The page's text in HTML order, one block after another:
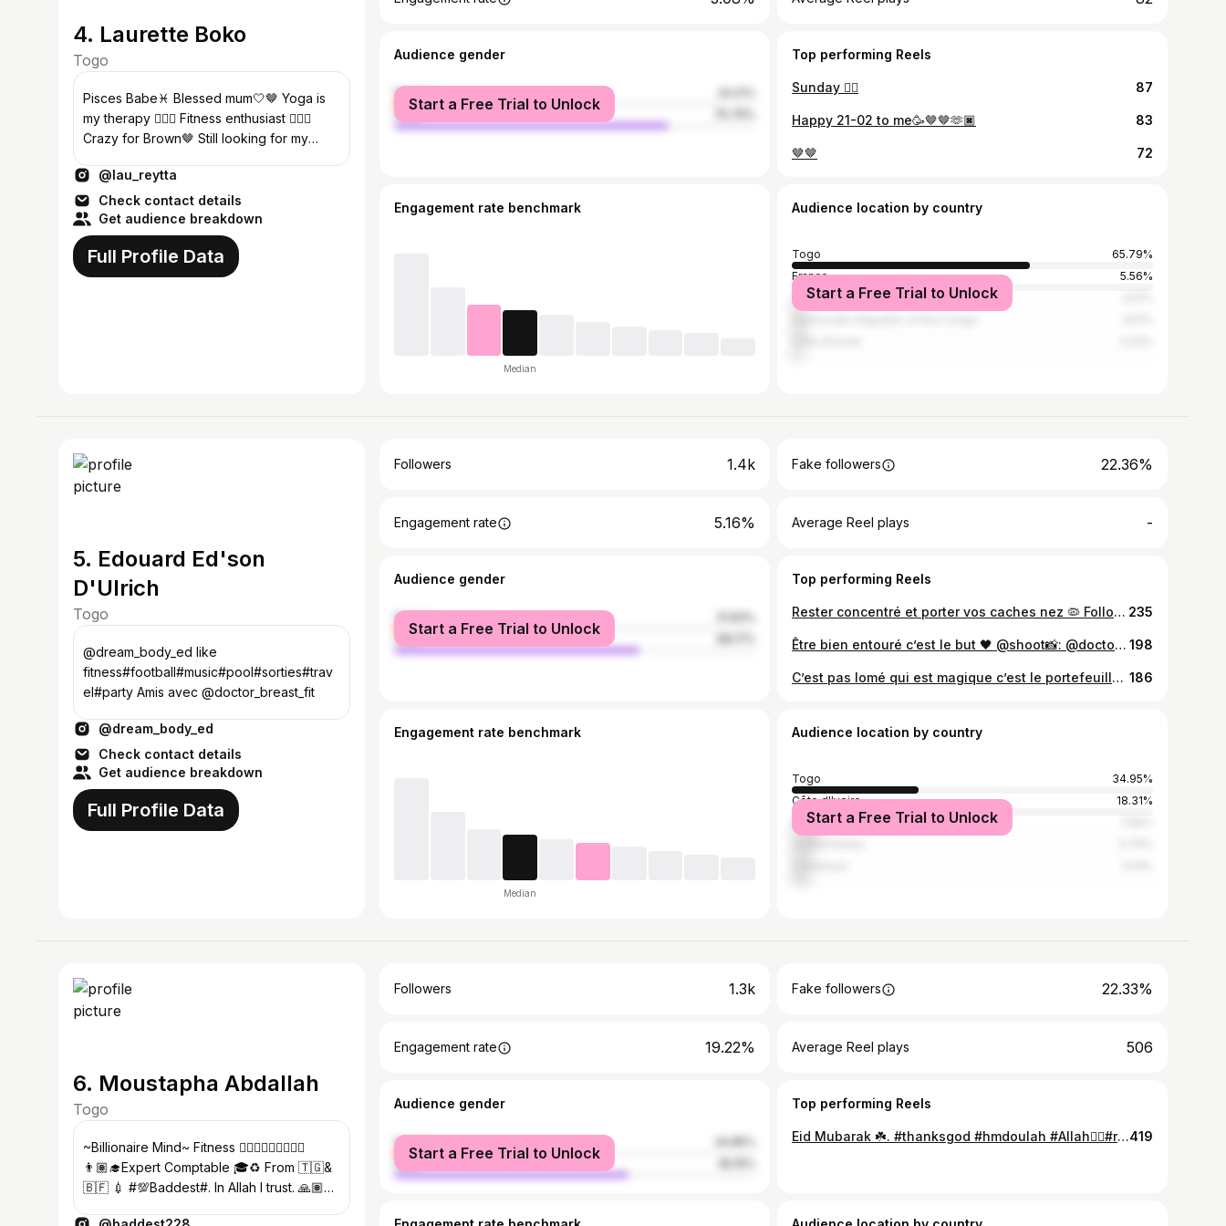
4. Laurette Boko
Togo
Pisces Babe♓️ Blessed mum🤍🤎 Yoga is
my therapy 🧘🏾‍♀️ Fitness enthusiast 🏋🏾‍♀️
Crazy for Brown🤎 Still looking for my
@lau_reytta
Check contact details
Get audience breakdown
Full Profile Data
Audience gender
female
male
Start a Free Trial to Unlock
Top performing Reels
Sunday ❤️‍🔥 87
Happy 21-02 to me🥳🤎🤎🫶🏿 83
🤎🤎 72
Engagement rate benchmark
Median
Audience location by country
Togo
65.79%
France
5.56%
Ghana
Start a Free Trial to Unlock
5. Edouard Ed'son
D'Ulrich
Togo
@dream_body_ed like
fitness#football#music#pool#sorties#trav
el#party Amis avec @doctor_breast_fit
@dream_body_ed
Check contact details
Get audience breakdown
Full Profile Data
Followers 1.4k Fake followers 22.36%
Engagement rate 5.16% Average Reel plays -
Audience gender
female
male
Start a Free Trial to Unlock
Top performing Reels
Rester concentré et porter vos caches nez 🦠 Follow : @dream_body_ed & @doctor_breast_fit . . . . . @228fitnesslovers @liberty.gym.center_228 @togolese_cutiegirls @togolais_du_monde_entier @we_love_togo @we_are_togolese @pectoral_lovers 235
Être bien entouré c’est le but 🖤 @shoot📸: @doctor_breast_fit . . . . . @lepatio_lome @le_pagne_wax @228_girl_forever @228fitnesslovers @we_are_togolese @we_love_togo @togolais228 @follow_elite_okito 198
C’est pas lomé qui est magique c’est le portefeuille 💰 📸: @germain_akakpovi_ag2l • • • • • @doctor_breast_fit @we_love_togo @wearetogolese @228_girl_forever @228fitnesslovers @togolais228 @follow_elite • • • • • #aneho #togo #togolese #plage #plagetogo #balenciaga #nike 186
Engagement rate benchmark
Median
Audience location by country
Togo
34.95%
Côte d'Ivoire
18.31%
Nigeria
Start a Free Trial to Unlock
6. Moustapha Abdallah
Togo
~Billionaire Mind~ Fitness 🏋🏽‍♂️🏋🏽‍♂️🧘🏽‍♂️
👨🏽‍🎓Expert Comptable 🎓♻️ From 🇹🇬&
🇧🇫 💉 #💯Baddest#. In Allah I trust. 🙏🏽
Followers 1.3k Fake followers 22.33%
Engagement rate 19.22% Average Reel plays 506
Audience gender
female
male
Start a Free Trial to Unlock
Top performing Reels
Eid Mubarak ☘️. #thanksgod #hmdoulah #Allah☝🏽#ramadan #ramadankareem #ramadanmubarak #ramadan2018419